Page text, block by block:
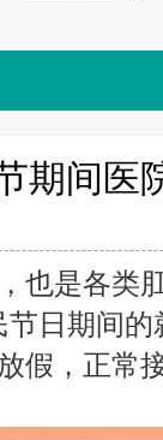
期间医
是各类
日期间
假，正常